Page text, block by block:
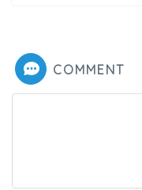
COMMENT